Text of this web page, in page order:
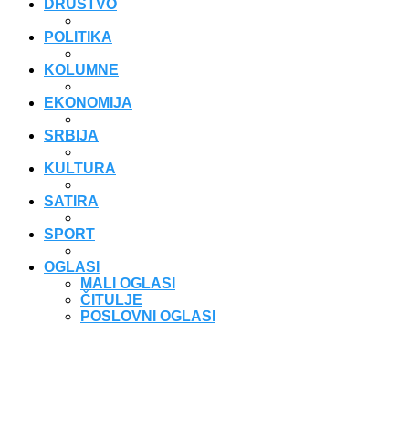
DRUŠTVO
POLITIKA
KOLUMNE
EKONOMIJA
SRBIJA
KULTURA
SATIRA
SPORT
OGLASI
MALI OGLASI
ČITULJE
POSLOVNI OGLASI